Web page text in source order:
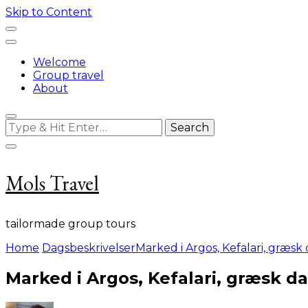
Skip to Content
Welcome
Group travel
About
Looking
for
Something?
Mols Travel
tailormade group tours
Home DagsbeskrivelserMarked i Argos, Kefalari, græsk
Marked i Argos, Kefalari, græsk